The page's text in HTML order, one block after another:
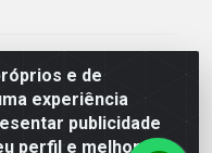
e de
experiência
publicidade
perfil e melhorar a
82 - Prazeres,
54.335-000 - CNPJ
Comércio de Pneus